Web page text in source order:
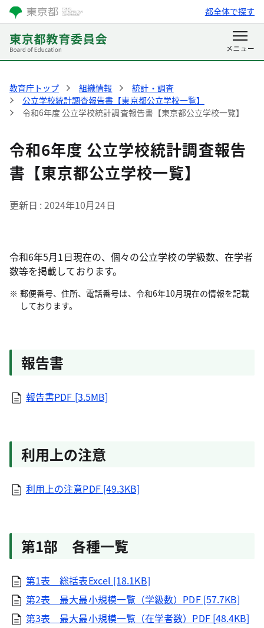
都全体で探す
教育庁トップ 組織情報
統計・調査
公立学校統計調査報告書【東京都公立学校一覧】
令和6年度 公立学校統計調査報告書【東京都公立学校一覧】
令和6年度 公立学校統計調査報告
書【東京都公立学校一覧】
更新日 2024年10月24日
令和6年5月1日現在の、個々の公立学校の学級数、在学者
数等を掲載しております。
郵便番号、住所、電話番号は、令和6年10月現在の情報を記載
しております。
報告書
報告書PDF [3.5MB]
利用上の注意
利用上の注意PDF [49.3KB]
第1部 各種一覧
第1表 総括表Excel [18.1KB]
第2表 最大最小規模一覧（学級数）PDF [57.7KB]
第3表 最大最小規模一覧（在学者数）PDF [48.4KB]